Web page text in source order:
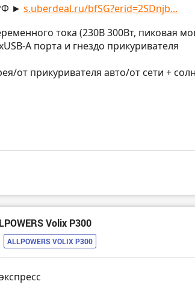
► s.uberdeal.ru/bfSG?erid=2SDnjb...
тока (230В 300Вт, пиковая
A порта и гнездо прикуривателя
от прикуривателя авто/от сети +
Volix P300
ALLPOWERS VOLIX P300